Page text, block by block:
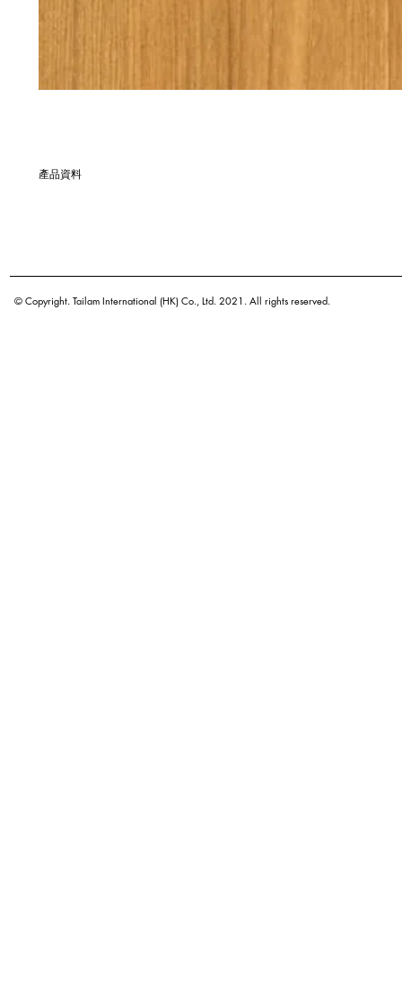
產品資料
原產地
© Copyright. Tailam International (HK) Co., Ltd. 2021. All rights reserved.